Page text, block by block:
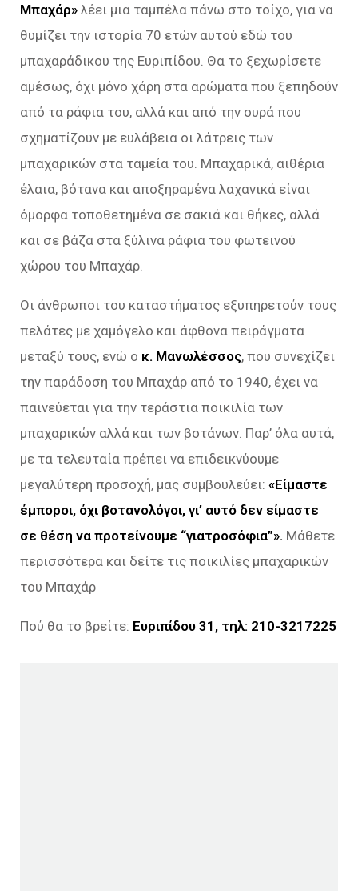
Μπαχάρ» λέει μια ταμπέλα πάνω στο τοίχο, για να
θυμίζει την ιστορία 70 ετών αυτού εδώ του
μπαχαράδικου της Ευριπίδου. Θα το ξεχωρίσετε
αμέσως, όχι μόνο χάρη στα αρώματα που ξεπηδούν
από τα ράφια του, αλλά και από την ουρά που
σχηματίζουν με ευλάβεια οι λάτρεις των
μπαχαρικών στα ταμεία του. Μπαχαρικά, αιθέρια
έλαια, βότανα και αποξηραμένα λαχανικά είναι
όμορφα τοποθετημένα σε σακιά και θήκες, αλλά
και σε βάζα στα ξύλινα ράφια του φωτεινού
χώρου του Μπαχάρ.
Οι άνθρωποι του καταστήματος εξυπηρετούν τους
πελάτες με χαμόγελο και άφθονα πειράγματα
μεταξύ τους, ενώ ο κ. Μανωλέσσος, που συνεχίζει
την παράδοση του Μπαχάρ από το 1940, έχει να
παινεύεται για την τεράστια ποικιλία των
μπαχαρικών αλλά και των βοτάνων. Παρ’ όλα αυτά,
με τα τελευταία πρέπει να επιδεικνύουμε
μεγαλύτερη προσοχή, μας συμβουλεύει: «Είμαστε
έμποροι, όχι βοτανολόγοι, γι’ αυτό δεν είμαστε
σε θέση να προτείνουμε “γιατροσόφια”». Μάθετε
περισσότερα και δείτε τις ποικιλίες μπαχαρικών
του Μπαχάρ
Πού θα το βρείτε: Ευριπίδου 31, τηλ: 210-3217225